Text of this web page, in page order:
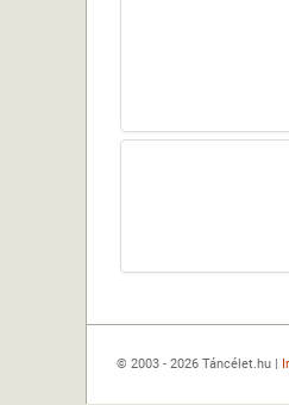
© 2003 - 2026 Táncélet.hu |